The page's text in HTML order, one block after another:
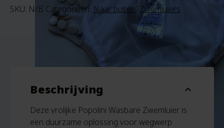
SKU: N/B Categorieën: Naar buiten, Zwemluiers
Beschrijving expand_more
Deze vrolijke Popolini Wasbare Zwemluier is
een duurzame oplossing voor wegwerp